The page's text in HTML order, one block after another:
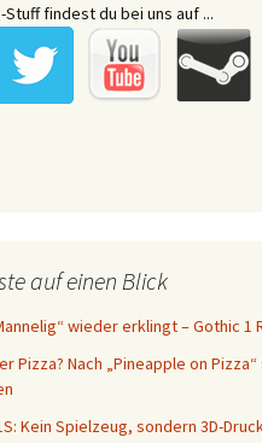
Stuff findest du bei uns auf ...
auf einen Blick
wieder erklingt – Gothic 1
Pizza? Nach „Pineapple on
Kein Spielzeug, sondern 3D-